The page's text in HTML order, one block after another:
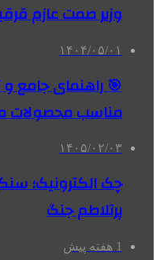
وزیر صمت عازم
۱۴۰۴/۰۵/۰۱
🎯 راهنمای جامع
مناسب محصولات
۱۴۰۵/۰۲/۰۳
چک الکترونیک؛
پرتلاطم جنگ
1 هفته پیش